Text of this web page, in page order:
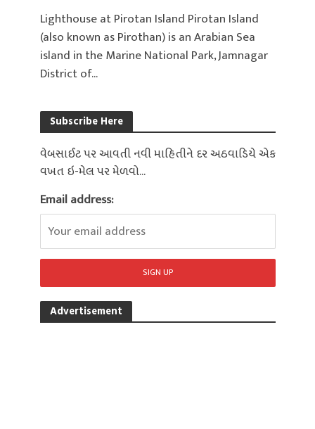
Lighthouse at Pirotan Island Pirotan Island
(also known as Pirothan) is an Arabian Sea
island in the Marine National Park, Jamnagar
District of...
Subscribe Here
વેબસાઈટ પર આવતી નવી માહિતીને દર અઠવાડિયે એક
વખત ઇ-મેલ પર મેળવો...
Email address:
Advertisement